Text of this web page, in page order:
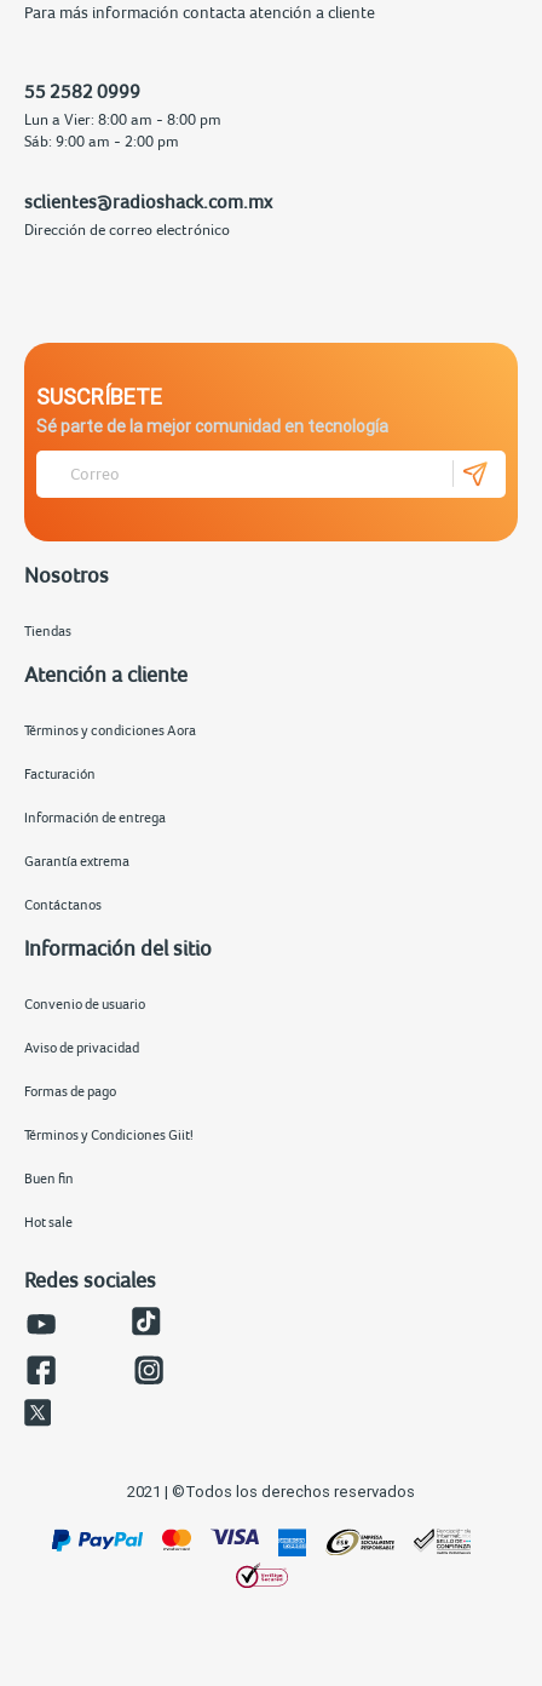
Para más información contacta atención a cliente
55 2582 0999
Lun a Vier: 8:00 am - 8:00 pm
Sáb: 9:00 am - 2:00 pm
sclientes@radioshack.com.mx
Dirección de correo electrónico
SUSCRÍBETE
Sé parte de la mejor comunidad en tecnología
Nosotros
Tiendas
Atención a cliente
Términos y condiciones Aora
Facturación
Información de entrega
Garantía extrema
Contáctanos
Información del sitio
Convenio de usuario
Aviso de privacidad
Formas de pago
Términos y Condiciones Giit!
Buen fin
Hot sale
Redes sociales
2021 | ©Todos los derechos reservados